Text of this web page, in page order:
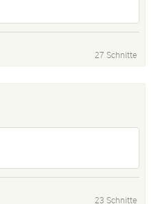
27 Schnitte
23 Schnitte